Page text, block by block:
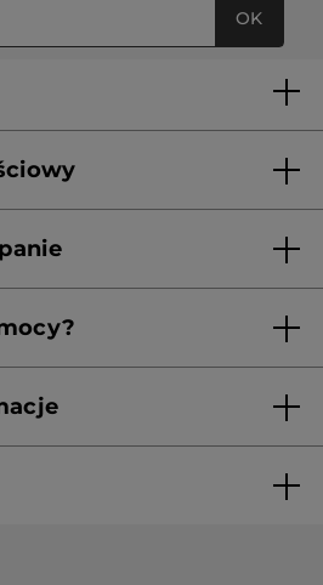
OK